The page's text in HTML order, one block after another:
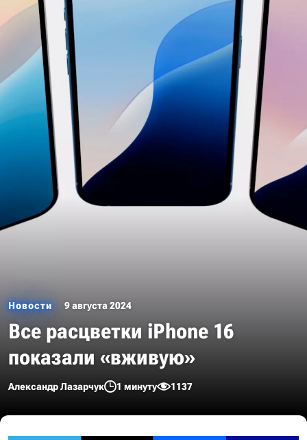
Новости 9 августа 2024
Все расцветки iPhone 16
показали «вживую»
Александр Лазарчук 1 минуту 1137